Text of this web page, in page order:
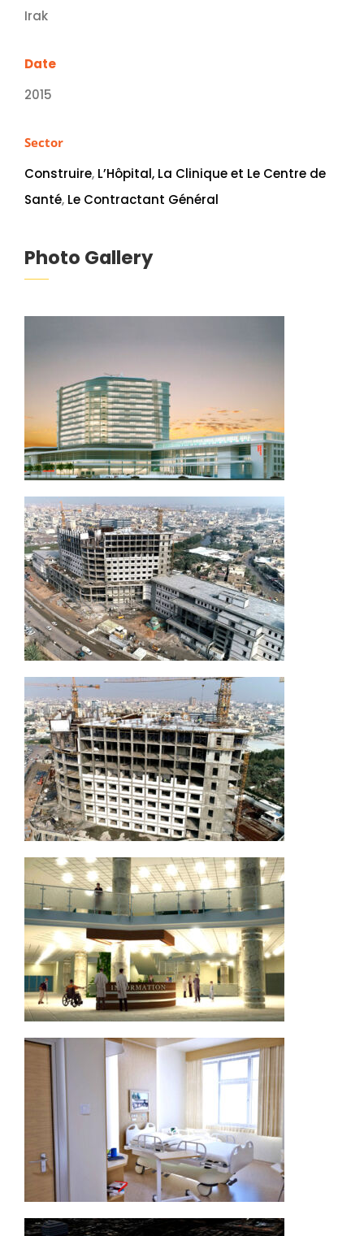
Irak
Date
2015
Sector
Construire, L’Hôpital, La Clinique et Le Centre de
Santé, Le Contractant Général
Photo Gallery